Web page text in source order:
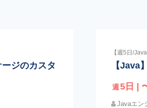
ジのカスタ
【週5日/
【Java
週 5日 |
Javaエン